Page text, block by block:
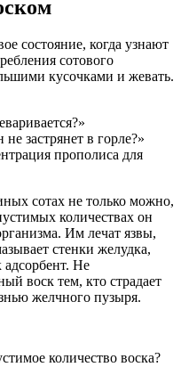
состояние, когда узнают
сотового
кусочками и жевать.
застрянет в горле?»
прополиса для
сотах не только можно,
количествах он
Им лечат язвы,
стенки желудка,
адсорбент. Не
воск тем, кто страдает
желчного пузыря.
количество воска?